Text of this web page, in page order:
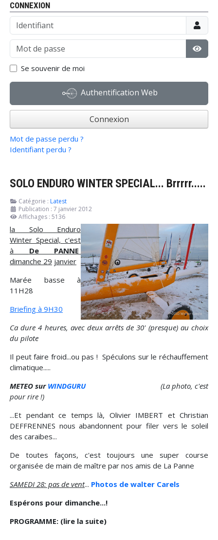
CONNEXION
Identifiant
Mot de passe
Se souvenir de moi
Authentification Web
Connexion
Mot de passe perdu ?
Identifiant perdu ?
SOLO ENDURO WINTER SPECIAL... Brrrrr.....
Catégorie : Latest
Publication : 7 janvier 2012
Affichages : 5136
la Solo Enduro
Winter Special, c'est
à De PANNE
dimanche 29 janvier
Marée basse à
11H28
Briefing à 9H30
Ca dure 4 heures, avec deux arrêts de 30' (presque) au choix
du pilote
Il peut faire froid...ou pas ! Spéculons sur le réchauffement
climatique.....
METEO sur WINDGURU
(La photo, c'est
pour rire !)
...Et pendant ce temps là, Olivier IMBERT et Christian
DEFFRENNES nous abandonnent pour filer vers le soleil
des caraibes...
De toutes façons, c'est toujours une super course
organisée de main de maître par nos amis de La Panne
SAMEDI 28: pas de vent... Photos de walter Carels
Espérons pour dimanche...!
PROGRAMME: (lire la suite)